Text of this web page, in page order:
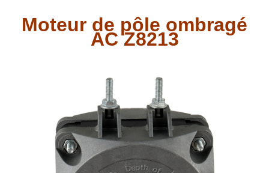
Moteur de pôle ombragé
AC Z8213